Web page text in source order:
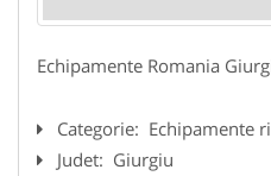
Echipamente Romania
Categorie: Echipamente
Judet: Giurgiu